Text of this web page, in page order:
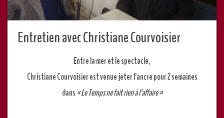
Entretien avec Christiane Courvoisier
Entre la mer et le spectacle,
Christiane Courvoisier est venue jeter l’ancre pour 2 semaines
dans « Le Temps ne fait rien à l’affaire »